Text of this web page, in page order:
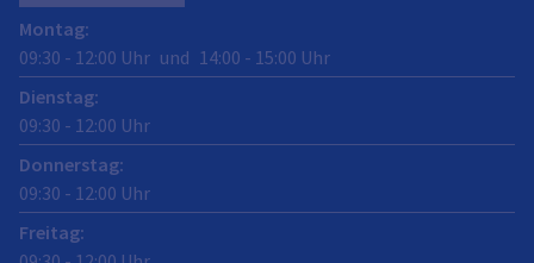
Montag:
09:30 - 12:00 Uhr und 14:00 - 15:00 Uhr
Dienstag:
09:30 - 12:00 Uhr
Donnerstag:
09:30 - 12:00 Uhr
Freitag: